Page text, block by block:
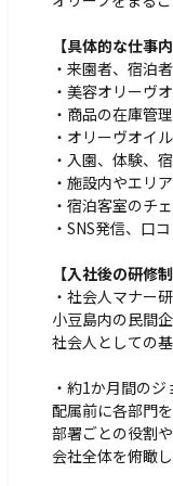
【具体的な仕事内
・来園者、宿泊
・美容オリーヴ
・商品の在庫管
・オリーヴオイ
・入園、体験、
・施設内やエリ
・宿泊客室のチ
・SNS発信、口
【入社後の研修制
・社会人マナー
小豆島内の民間
社会人としての
・約1か月間の
配属前に各部門
部署ごとの役割
会社全体を俯瞰